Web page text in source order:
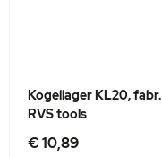
Kogellager KL20, fabr.
RVS tools
€ 10,89